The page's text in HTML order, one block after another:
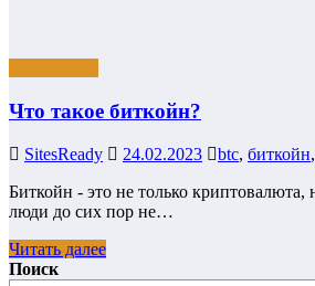
Что такое биткойн?
SitesReady 24.02.2023 btc, биткойн,
Биткойн - это не только
люди до сих пор не…
Читать далее
Поиск